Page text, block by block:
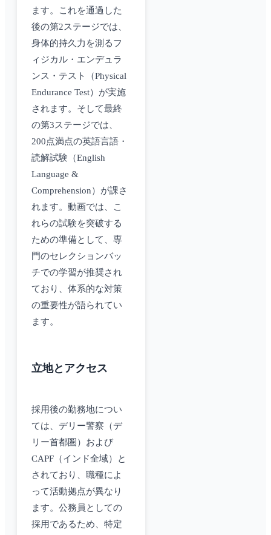
ます。これを通過した
後の第2ステージでは、
身体的持久力を測るフ
ィジカル・エンデュラ
ンス・テスト（Physical
Endurance Test）が実施
されます。そして最終
の第3ステージでは、
200点満点の英語言語・
読解試験（English
Language &
Comprehension）が課さ
れます。動画では、こ
れらの試験を突破する
ための準備として、専
門のセレクションバッ
チでの学習が推奨され
ており、体系的な対策
の重要性が語られてい
ます。
立地とアクセス
採用後の勤務地につい
ては、デリー警察（デ
リー首都圏）および
CAPF（インド全域）と
されており、職種によ
って活動拠点が異なり
ます。公務員としての
採用であるため、特定